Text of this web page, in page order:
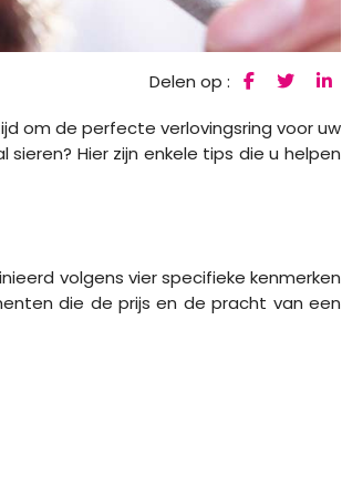
Delen op :
om de perfecte verlovingsring voor uw
Hier zijn enkele tips die u helpen
volgens vier specifieke kenmerken
die de prijs en de pracht van een